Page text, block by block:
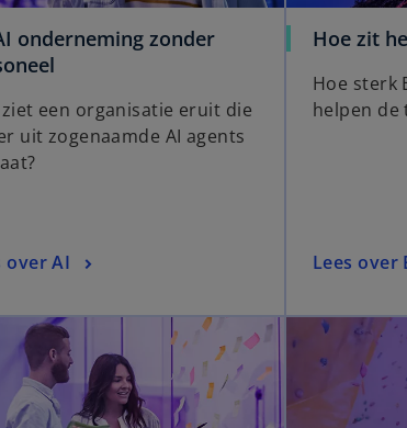
onderneming zonder
een organisatie eruit die
uit zogenaamde AI agents
over AI
Hoe zit
Hoe sterk
helpen
Lees over